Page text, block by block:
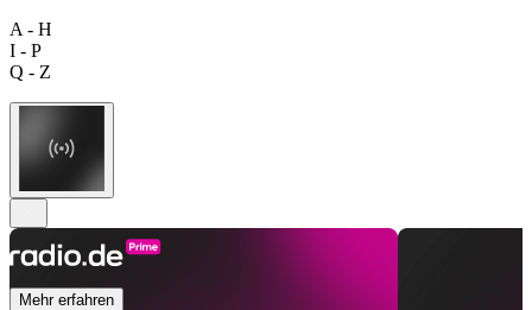
A - H
I - P
Q - Z
Mehr erfahren